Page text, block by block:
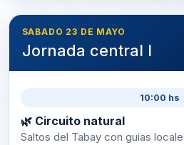
SABADO 23 DE MAYO
Jornada central I
10:00 hs
🌿 Circuito natural
Saltos del Tabay con guias